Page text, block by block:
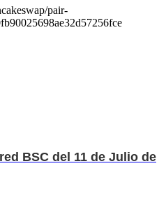
pair-
BSC del 11 de Julio de